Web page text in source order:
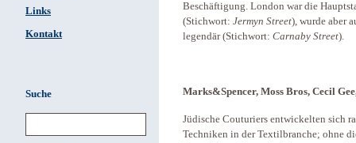
Links
Kontakt
Suche
Beschäftigung. London war die
(Stichwort: Jermyn Street), wurde aber
legendär (Stichwort: Carnaby Street).
Marks&Spencer, Moss Bros, Cecil
Jüdische Couturiers entwickelten sich
Techniken in der Textilbranche; ohne